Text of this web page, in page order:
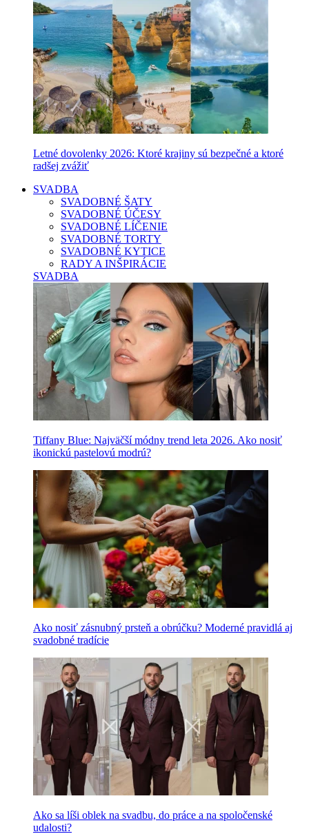
Letné dovolenky 2026: Ktoré krajiny sú bezpečné a ktoré
radšej zvážiť
SVADBA
SVADOBNÉ ŠATY
SVADOBNÉ ÚČESY
SVADOBNÉ LÍČENIE
SVADOBNÉ TORTY
SVADOBNÉ KYTICE
RADY A INŠPIRÁCIE
SVADBA
Tiffany Blue: Najväčší módny trend leta 2026. Ako nosiť
ikonickú pastelovú modrú?
Ako nosiť zásnubný prsteň a obrúčku? Moderné pravidlá aj
svadobné tradície
Ako sa líši oblek na svadbu, do práce a na spoločenské
udalosti?